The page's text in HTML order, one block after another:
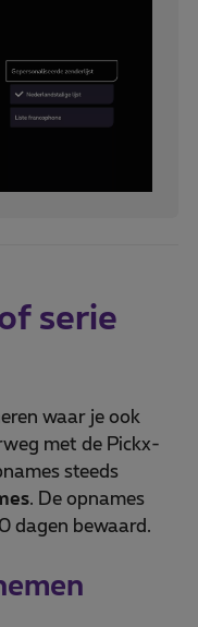
serie
waar je ook
met de Pickx-
steeds
. De opnames
dagen bewaard.